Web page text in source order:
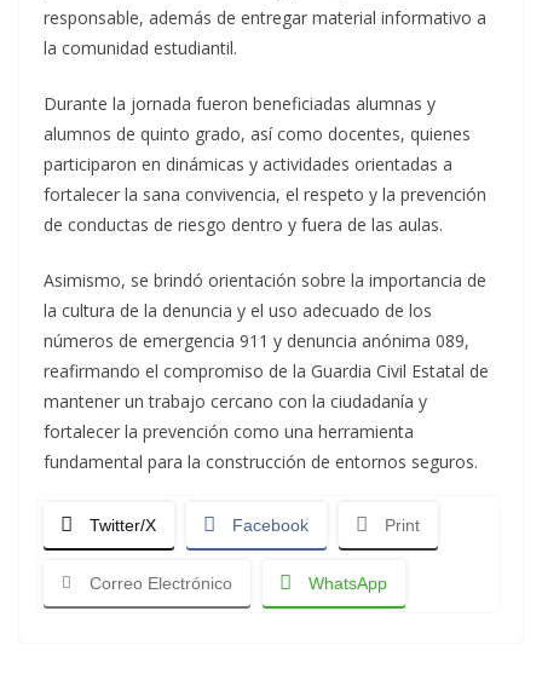
responsable, además de entregar material informativo a
la comunidad estudiantil.
Durante la jornada fueron beneficiadas alumnas y
alumnos de quinto grado, así como docentes, quienes
participaron en dinámicas y actividades orientadas a
fortalecer la sana convivencia, el respeto y la prevención
de conductas de riesgo dentro y fuera de las aulas.
Asimismo, se brindó orientación sobre la importancia de
la cultura de la denuncia y el uso adecuado de los
números de emergencia 911 y denuncia anónima 089,
reafirmando el compromiso de la Guardia Civil Estatal de
mantener un trabajo cercano con la ciudadanía y
fortalecer la prevención como una herramienta
fundamental para la construcción de entornos seguros.
Twitter/X Facebook Print
Correo Electrónico WhatsApp